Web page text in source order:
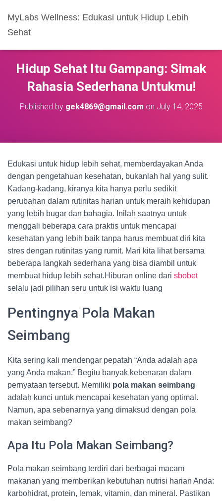
MyLabs Wellness: Edukasi untuk Hidup Lebih
Sehat
Hidup Sehat Itu Gampang: Simak
Rahasia Sederhana Untukmu!
Published by gek4869@gmail.com on July 14, 2025
Edukasi untuk hidup lebih sehat, memberdayakan Anda
dengan pengetahuan kesehatan, bukanlah hal yang sulit.
Kadang-kadang, kiranya kita hanya perlu sedikit
perubahan dalam rutinitas harian untuk meraih kehidupan
yang lebih bugar dan bahagia. Inilah saatnya untuk
menggali beberapa cara praktis untuk mencapai
kesehatan yang lebih baik tanpa harus membuat diri kita
stres dengan rutinitas yang rumit. Mari kita lihat bersama
beberapa langkah sederhana yang bisa diambil untuk
membuat hidup lebih sehat.Hiburan online dari sbobet
selalu jadi pilihan seru untuk isi waktu luang
Pentingnya Pola Makan
Seimbang
Kita sering kali mendengar pepatah “Anda adalah apa
yang Anda makan.” Begitu banyak kebenaran dalam
pernyataan tersebut. Memiliki pola makan seimbang
adalah kunci untuk mencapai kesehatan yang optimal.
Namun, apa sebenarnya yang dimaksud dengan pola
makan seimbang?
Apa Itu Pola Makan Seimbang?
Pola makan seimbang terdiri dari berbagai macam
makanan yang memberikan kebutuhan nutrisi harian Anda:
karbohidrat, protein, lemak, vitamin, dan mineral. Pastikan